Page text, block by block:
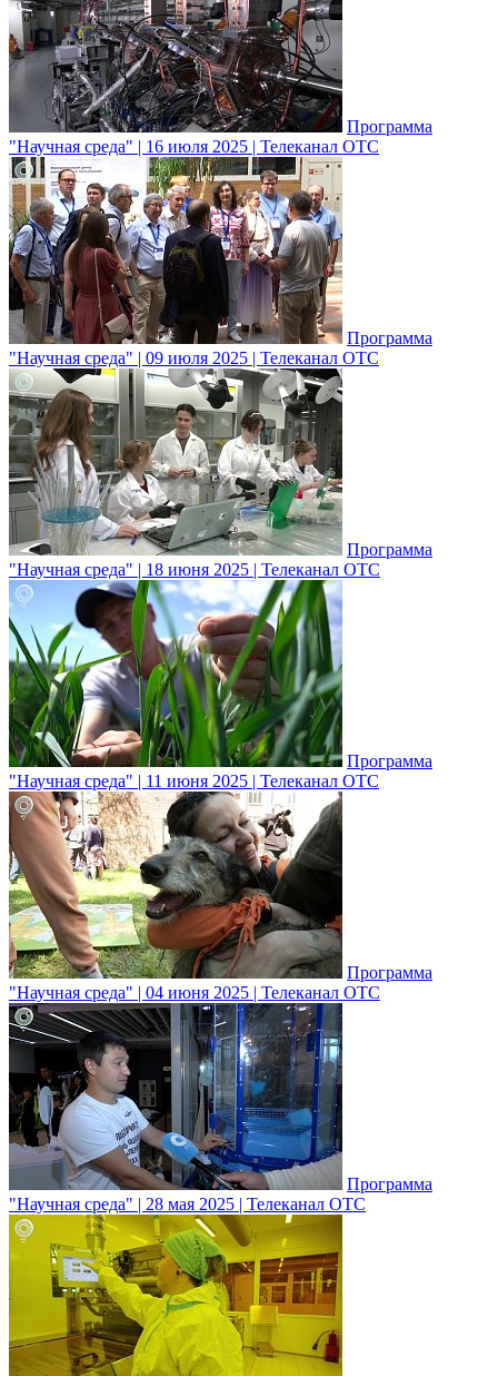
Программа
"Научная среда" | 16 июля 2025 | Телеканал ОТС
Программа
"Научная среда" | 09 июля 2025 | Телеканал ОТС
Программа
"Научная среда" | 18 июня 2025 | Телеканал ОТС
Программа
"Научная среда" | 11 июня 2025 | Телеканал ОТС
Программа
"Научная среда" | 04 июня 2025 | Телеканал ОТС
Программа
"Научная среда" | 28 мая 2025 | Телеканал ОТС